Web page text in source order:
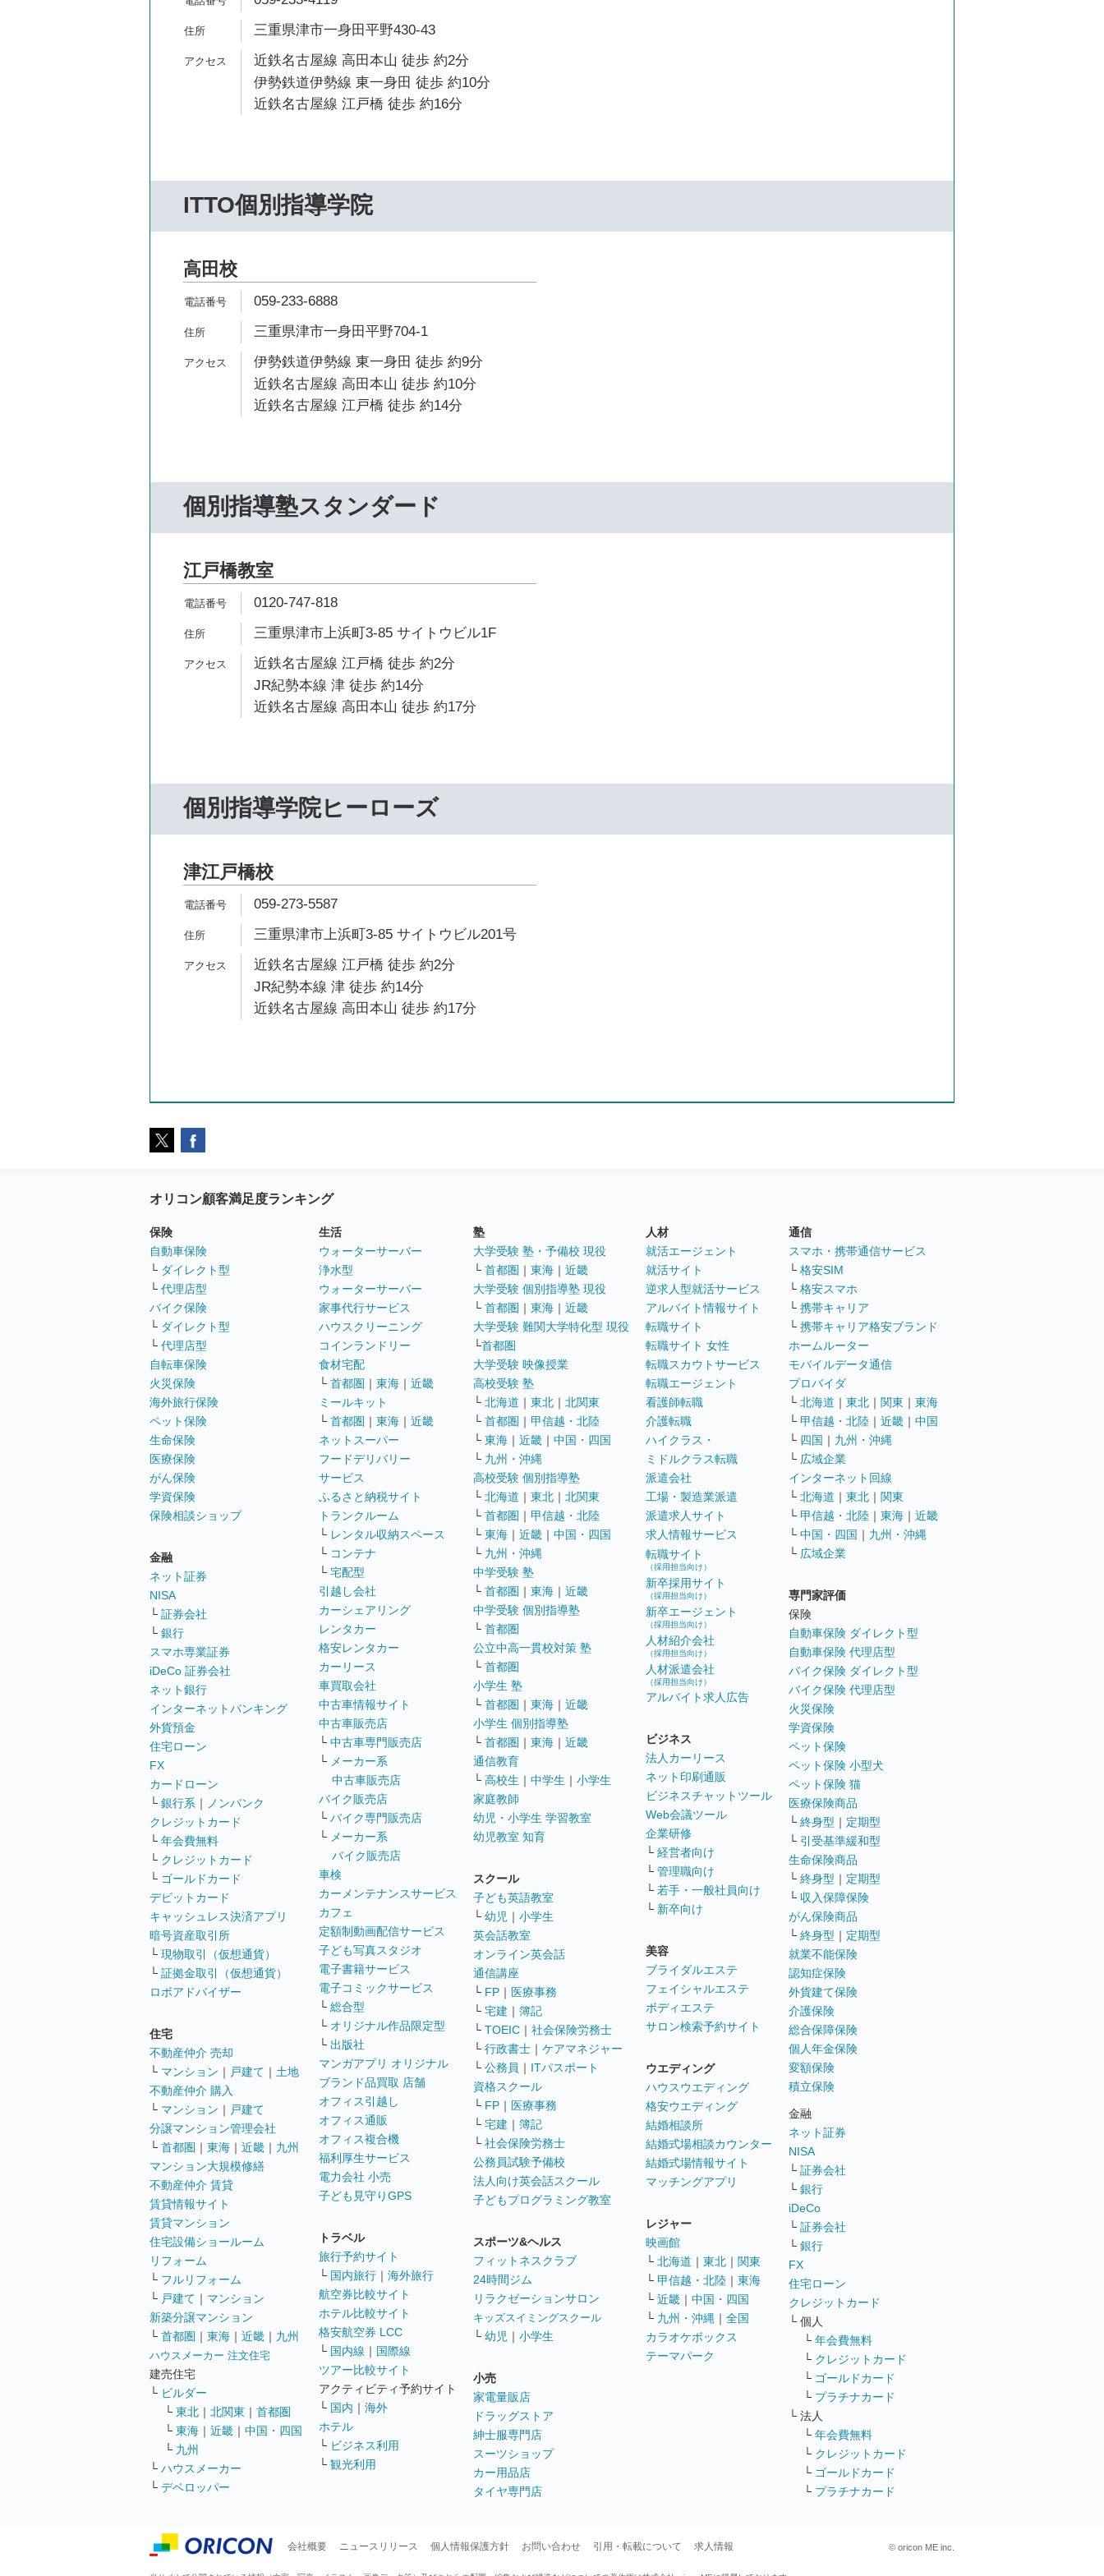
三重県津市一身田平野430-43
近鉄名古屋線 高田本山 徒歩 約2分
伊勢鉄道伊勢線 東一身田 徒歩 約10分
近鉄名古屋線 江戸橋 徒歩 約16分
ITTO個別指導学院
高田校
059-233-6888
三重県津市一身田平野704-1
伊勢鉄道伊勢線 東一身田 徒歩 約9分
近鉄名古屋線 高田本山 徒歩 約10分
近鉄名古屋線 江戸橋 徒歩 約14分
個別指導塾スタンダード
江戸橋教室
0120-747-818
三重県津市上浜町3-85 サイトウビル1F
近鉄名古屋線 江戸橋 徒歩 約2分
JR紀勢本線 津 徒歩 約14分
近鉄名古屋線 高田本山 徒歩 約17分
個別指導学院ヒーローズ
津江戸橋校
059-273-5587
三重県津市上浜町3-85 サイトウビル201号
近鉄名古屋線 江戸橋 徒歩 約2分
JR紀勢本線 津 徒歩 約14分
近鉄名古屋線 高田本山 徒歩 約17分
オリコン顧客満足度ランキング
保険
自動車保険
└ ダイレクト型
└ 代理店型
バイク保険
└ ダイレクト型
└ 代理店型
自転車保険
火災保険
海外旅行保険
ペット保険
生命保険
医療保険
がん保険
学資保険
保険相談ショップ
金融
ネット証券
NISA
└ 証券会社
└ 銀行
スマホ専業証券
iDeCo 証券会社
ネット銀行
インターネットバンキング
外貨預金
住宅ローン
FX
カードローン
└ 銀行系 ｜
ノンバンク
クレジットカード
└ 年会費無料
└ クレジットカード
└ ゴールドカード
デビットカード
キャッシュレス決済アプリ
暗号資産取引所
└ 現物取引（仮想通貨）
└ 証拠金取引（仮想通貨）
ロボアドバイザー
住宅
不動産仲介 売却
└ マンション ｜ 戸建て ｜ 土地
不動産仲介 購入
└ マンション ｜ 戸建て
分譲マンション管理会社
└ 首都圏 ｜ 東海 ｜ 近畿 ｜ 九州
マンション大規模修繕
不動産仲介 賃貸
賃貸情報サイト
賃貸マンション
住宅設備ショールーム
リフォーム
└ フルリフォーム
└ 戸建て ｜ マンション
新築分譲マンション
└ 首都圏 ｜ 東海 ｜ 近畿 ｜ 九州
ハウスメーカー 注文住宅
建売住宅
└ ビルダー
└ 東北 ｜ 北関東 ｜ 首都圏
└ 東海 ｜ 近畿 ｜ 中国・四国
└ 九州
└ ハウスメーカー
└ デベロッパー
生活
ウォーターサーバー
浄水型
ウォーターサーバー
家事代行サービス
ハウスクリーニング
コインランドリー
食材宅配
└ 首都圏 ｜ 東海 ｜ 近畿
ミールキット
└ 首都圏 ｜ 東海 ｜ 近畿
ネットスーパー
フードデリバリー
サービス
ふるさと納税サイト
トランクルーム
└ レンタル収納スペース
└ コンテナ
└ 宅配型
引越し会社
カーシェアリング
レンタカー
格安レンタカー
カーリース
車買取会社
中古車情報サイト
中古車販売店
└ 中古車専門販売店
└ メーカー系
中古車販売店
バイク販売店
└ バイク専門販売店
└ メーカー系
バイク販売店
車検
カーメンテナンスサービス
カフェ
定額制動画配信サービス
子ども写真スタジオ
電子書籍サービス
電子コミックサービス
└ 総合型
└ オリジナル作品限定型
└ 出版社
マンガアプリ オリジナル
ブランド品買取 店舗
オフィス引越し
オフィス通販
オフィス複合機
福利厚生サービス
電力会社 小売
子ども見守りGPS
トラベル
旅行予約サイト
└ 国内旅行 ｜ 海外旅行
航空券比較サイト
ホテル比較サイト
格安航空券 LCC
└ 国内線 ｜ 国際線
ツアー比較サイト
アクティビティ予約サイト
└ 国内 ｜ 海外
ホテル
└ ビジネス利用
└ 観光利用
塾
大学受験 塾・予備校 現役
└ 首都圏 ｜ 東海 ｜ 近畿
大学受験 個別指導塾 現役
└ 首都圏 ｜ 東海 ｜ 近畿
大学受験 難関大学特化型 現役
└首都圏
大学受験 映像授業
高校受験 塾
└ 北海道 ｜ 東北 ｜ 北関東
└ 首都圏 ｜ 甲信越・北陸
└ 東海 ｜ 近畿 ｜ 中国・四国
└ 九州・沖縄
高校受験 個別指導塾
└ 北海道 ｜ 東北 ｜ 北関東
└ 首都圏 ｜ 甲信越・北陸
└ 東海 ｜ 近畿 ｜ 中国・四国
└ 九州・沖縄
中学受験 塾
└ 首都圏 ｜ 東海 ｜ 近畿
中学受験 個別指導塾
└ 首都圏
公立中高一貫校対策 塾
└ 首都圏
小学生 塾
└ 首都圏 ｜ 東海 ｜ 近畿
小学生 個別指導塾
└ 首都圏 ｜ 東海 ｜ 近畿
通信教育
└ 高校生 ｜ 中学生 ｜ 小学生
家庭教師
幼児・小学生 学習教室
幼児教室 知育
スクール
子ども英語教室
└ 幼児 ｜ 小学生
英会話教室
オンライン英会話
通信講座
└ FP ｜ 医療事務
└ 宅建 ｜ 簿記
└ TOEIC ｜ 社会保険労務士
└ 行政書士 ｜ ケアマネジャー
└ 公務員 ｜ ITパスポート
資格スクール
└ FP ｜ 医療事務
└ 宅建 ｜ 簿記
└ 社会保険労務士
公務員試験予備校
法人向け英会話スクール
子どもプログラミング教室
スポーツ&ヘルス
フィットネスクラブ
24時間ジム
リラクゼーションサロン
キッズスイミングスクール
└ 幼児 ｜ 小学生
小売
家電量販店
ドラッグストア
紳士服専門店
スーツショップ
カー用品店
タイヤ専門店
人材
就活エージェント
就活サイト
逆求人型就活サービス
アルバイト情報サイト
転職サイト
転職サイト 女性
転職スカウトサービス
転職エージェント
看護師転職
介護転職
ハイクラス・
ミドルクラス転職
派遣会社
工場・製造業派遣
派遣求人サイト
求人情報サービス
転職サイト
（採用担当向け）
新卒採用サイト
（採用担当向け）
新卒エージェント
（採用担当向け）
人材紹介会社
（採用担当向け）
人材派遣会社
（採用担当向け）
アルバイト求人広告
ビジネス
法人カーリース
ネット印刷通販
ビジネスチャットツール
Web会議ツール
企業研修
└ 経営者向け
└ 管理職向け
└ 若手・一般社員向け
└ 新卒向け
美容
ブライダルエステ
フェイシャルエステ
ボディエステ
サロン検索予約サイト
ウエディング
ハウスウエディング
格安ウエディング
結婚相談所
結婚式場相談カウンター
結婚式場情報サイト
マッチングアプリ
レジャー
映画館
└ 北海道 ｜ 東北 ｜ 関東
└ 甲信越・北陸 ｜ 東海
└ 近畿 ｜ 中国・四国
└ 九州・沖縄 ｜ 全国
カラオケボックス
テーマパーク
通信
スマホ・携帯通信サービス
└ 格安SIM
└ 格安スマホ
└ 携帯キャリア
└ 携帯キャリア格安ブランド
ホームルーター
モバイルデータ通信
プロバイダ
└ 北海道 ｜ 東北 ｜ 関東 ｜ 東海
└ 甲信越・北陸 ｜ 近畿 ｜ 中国
└ 四国 ｜ 九州・沖縄
└ 広域企業
インターネット回線
└ 北海道 ｜ 東北 ｜ 関東
└ 甲信越・北陸 ｜ 東海 ｜ 近畿
└ 中国・四国 ｜ 九州・沖縄
└ 広域企業
専門家評価
保険
自動車保険 ダイレクト型
自動車保険 代理店型
バイク保険 ダイレクト型
バイク保険 代理店型
火災保険
学資保険
ペット保険
ペット保険 小型犬
ペット保険 猫
医療保険商品
└ 終身型 ｜ 定期型
└ 引受基準緩和型
生命保険商品
└ 終身型 ｜ 定期型
└ 収入保障保険
がん保険商品
└ 終身型 ｜ 定期型
就業不能保険
認知症保険
外貨建て保険
介護保険
総合保障保険
個人年金保険
変額保険
積立保険
金融
ネット証券
NISA
└ 証券会社
└ 銀行
iDeCo
└ 証券会社
└ 銀行
FX
住宅ローン
クレジットカード
└ 個人
└ 年会費無料
└ クレジットカード
└ ゴールドカード
└ プラチナカード
└ 法人
└ 年会費無料
└ クレジットカード
└ ゴールドカード
└ プラチナカード
会社概要 ニュースリリース 個人情報保護方針 お問い合わせ 引用・転載について 求人情報 © oricon ME inc.